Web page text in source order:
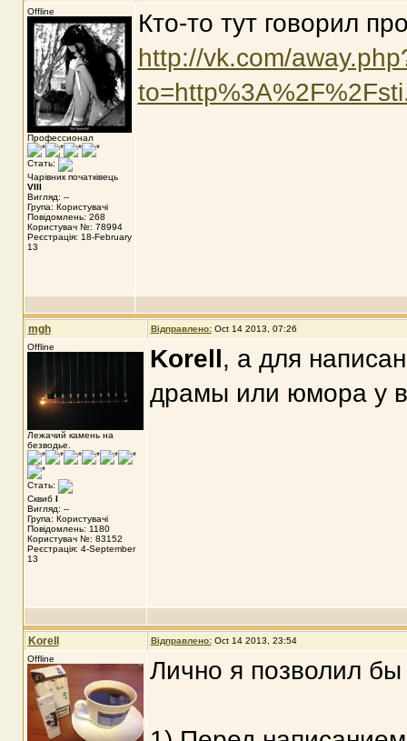
Offline
Профессионал
Стать:
Чарівник початківець
VIII
Вигляд: --
Група: Користувачі
Повідомлень: 268
Користувач №: 78994
Реєстрація: 18-February
13
Кто-то тут говорил
http://vk.com/
mgh Відправлено: Oct 14 2013, 07:26
Offline
Лежачий камень на
безводье.
Стать:
Сквиб I
Вигляд: --
Група: Користувачі
Повідомлень: 1180
Користувач №: 83152
Реєстрація: 4-September
13
Korell, а для
драмы или юмора у
Korell Відправлено: Oct 14 2013, 23:54
Offline
Лично я позволил